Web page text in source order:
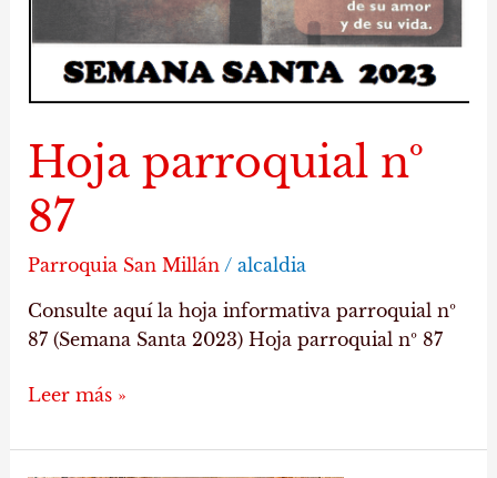
Hoja parroquial nº
87
Parroquia San Millán / alcaldia
Consulte aquí la hoja informativa parroquial nº
87 (Semana Santa 2023) Hoja parroquial nº 87
Leer más »